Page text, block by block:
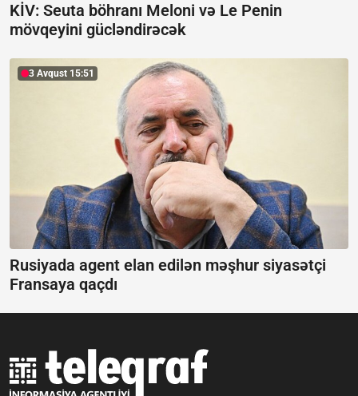
KİV: Seuta böhranı Meloni və Le Penin
mövqeyini gücləndirəcək
3 Avqust 15:51
Rusiyada agent elan edilən məşhur siyasətçi
Fransaya qaçdı